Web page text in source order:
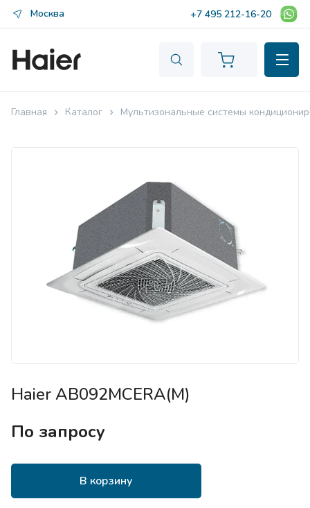
Москва +7 495 212-16-20
Главная Каталог Мультизональные системы
Haier AB092MCERA(M)
По запросу
В корзину